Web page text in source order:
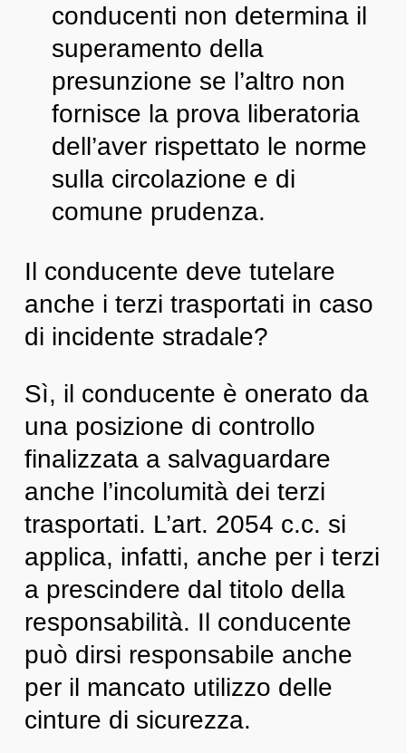
conducenti non determina il
superamento della
presunzione se l’altro non
fornisce la prova liberatoria
dell’aver rispettato le norme
sulla circolazione e di
comune prudenza.
Il conducente deve tutelare
anche i terzi trasportati in caso
di incidente stradale?
Sì, il conducente è onerato da
una posizione di controllo
finalizzata a salvaguardare
anche l’incolumità dei terzi
trasportati. L’art. 2054 c.c. si
applica, infatti, anche per i terzi
a prescindere dal titolo della
responsabilità. Il conducente
può dirsi responsabile anche
per il mancato utilizzo delle
cinture di sicurezza.